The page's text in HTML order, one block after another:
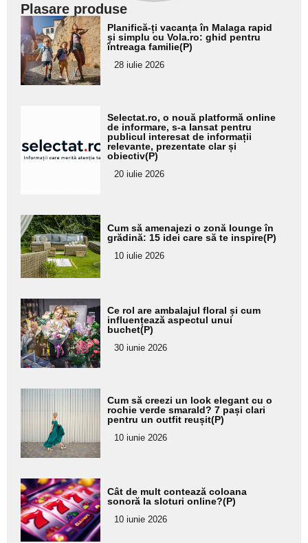
Plasare produse
Adaugă
aici textul
pentru
subtitlu
Planifică-ți vacanța în Malaga rapid
și simplu cu Vola.ro: ghid pentru
întreaga familie(P)
28 iulie 2026
pentru
subtitlu
Selectat.ro, o nouă platformă online
de informare, s-a lansat pentru
publicul interesat de informații
relevante, prezentate clar și
obiectiv(P)
20 iulie 2026
Adaugă
aici textul
pentru
subtitlu
Cum să amenajezi o zonă lounge în
grădină: 15 idei care să te inspire(P)
10 iulie 2026
Adaugă
aici textul
pentru
subtitlu
Ce rol are ambalajul floral și cum
influențează aspectul unui
buchet(P)
30 iunie 2026
Adaugă
aici textul
pentru
subtitlu
Cum să creezi un look elegant cu o
rochie verde smarald? 7 pași clari
pentru un outfit reușit(P)
10 iunie 2026
Adaugă
aici textul
pentru
subtitlu
Cât de mult contează coloana
sonoră la sloturi online?(P)
10 iunie 2026